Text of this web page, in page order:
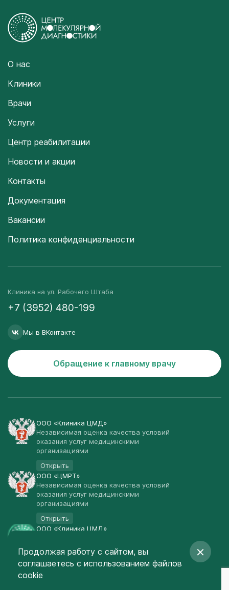
О нас
Клиники
Врачи
Услуги
Центр реабилитации
Новости и акции
Контакты
Документация
Вакансии
Политика конфиденциальности
Клиника на ул. Рабочего Штаба
+7 (3952) 480-199
Мы в ВКонтакте
Обращение к главному врачу
ООО «Клиника ЦМД»
Независимая оценка качества условий
оказания услуг медицинскими
организациями
Открыть
ООО «ЦМРТ»
Независимая оценка качества условий
оказания услуг медицинскими
организациями
Открыть
ООО «Клиника ЦМД»
Открыть
© Клиника ЦМД 2003-2026
Создание сайта
Продолжая работу с сайтом, вы
соглашаетесь с использованием файлов
cookie